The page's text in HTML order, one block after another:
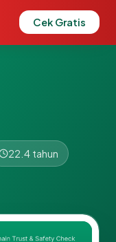
Cek Gratis
22.4 tahun